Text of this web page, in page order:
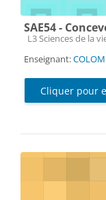
SAE54 -
Catégorie de cours
L3 Sciences de la
Enseignant:
Cliquer pour